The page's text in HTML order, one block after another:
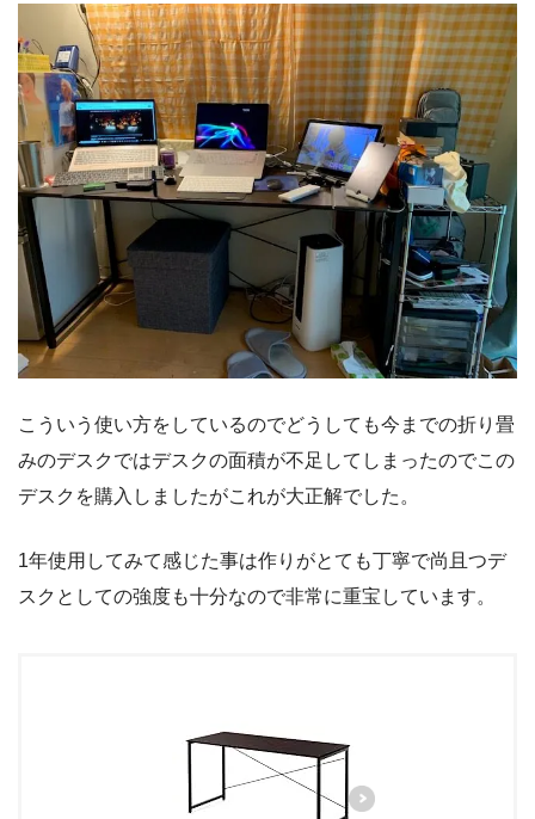
こういう使い方をしているのでどうしても今までの折り畳
みのデスクではデスクの面積が不足してしまったのでこの
デスクを購入しましたがこれが大正解でした。
1年使用してみて感じた事は作りがとても丁寧で尚且つデ
スクとしての強度も十分なので非常に重宝しています。